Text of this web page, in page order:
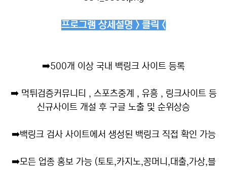
프로그램 상세설명 > 클릭 <
➡️500개 이상 국내 백링크 사이트 등록
➡️먹튀검증커뮤니티 , 스포츠중계 , 유흥 , 링크사이트 등
신규사이트 개설 후 구글 노출 및 순위상승
➡️백링크 검사 사이트에서 생성된 백링크 직접 확인 가능
➡️모든 업종 홍보 가능 (토토,카지노,꽁머니,대출,가상,블